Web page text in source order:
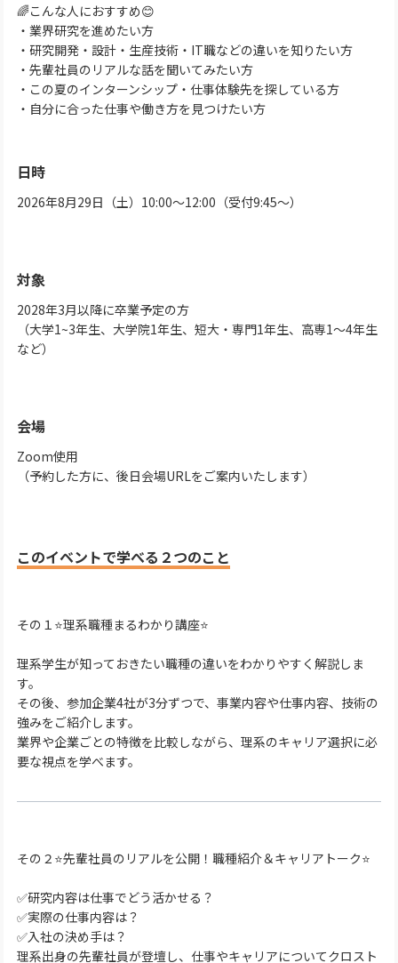
🌈こんな人におすすめ😊
・業界研究を進めたい方
・研究開発・設計・生産技術・IT職などの違いを知りたい方
・先輩社員のリアルな話を聞いてみたい方
・この夏のインターンシップ・仕事体験先を探している方
・自分に合った仕事や働き方を見つけたい方
日時
2026年8月29日（土）10:00～12:00（受付9:45～）
対象
2028年3月以降に卒業予定の方
（大学1~3年生、大学院1年生、短大・専門1年生、高専1～4年生
など）
会場
Zoom使用
（予約した方に、後日会場URLをご案内いたします）
このイベントで学べる２つのこと
その１⭐理系職種まるわかり講座⭐
理系学生が知っておきたい職種の違いをわかりやすく解説しま
す。
その後、参加企業4社が3分ずつで、事業内容や仕事内容、技術の
強みをご紹介します。
業界や企業ごとの特徴を比較しながら、理系のキャリア選択に必
要な視点を学べます。
その２⭐先輩社員のリアルを公開！職種紹介＆キャリアトーク⭐
✅研究内容は仕事でどう活かせる？
✅実際の仕事内容は？
✅入社の決め手は？
理系出身の先輩社員が登壇し、仕事やキャリアについてクロスト